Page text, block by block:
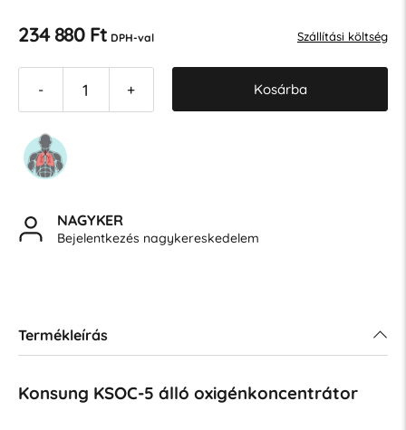
234 880 Ft DPH-val Szállítási költség
- + Kosárba
NAGYKER
Bejelentkezés nagykereskedelem
Termékleírás
Konsung KSOC-5 álló oxigénkoncentrátor